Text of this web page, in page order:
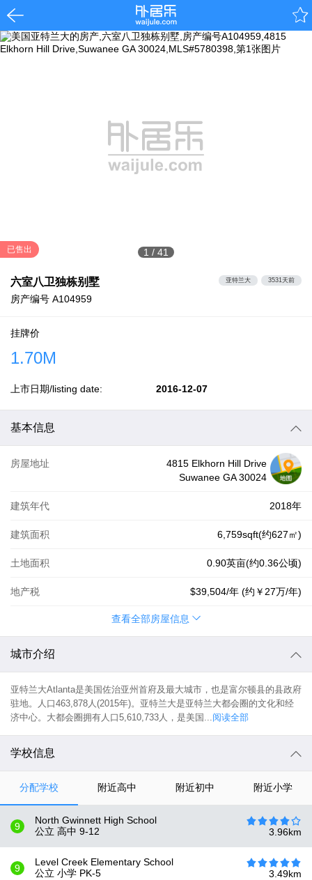
1 / 41
已售出
六室八卫独栋别墅
房产编号 A104959
亚特兰大 3531天前
挂牌价
1.70M
上市日期/listing date: 2016-12-07
基本信息
房屋地址
4815 Elkhorn Hill Drive
Suwanee GA 30024
建筑年代 2018年
建筑面积 6,759sqft(约627㎡)
土地面积 0.90英亩(约0.36公顷)
地产税 $39,504/年 (约 ￥27万/年)
查看全部房屋信息
城市介绍
亚特兰大Atlanta是美国佐治亚州首府及最大城市，也是富尔顿县的县政府
驻地。人口463,878人(2015年)。亚特兰大是亚特兰大都会圈的文化和经
济中心。大都会圈拥有人口5,610,733人，是美国...阅读全部
学校信息
分配学校 附近高中 附近初中 附近小学
9
North Gwinnett High School
公立 高中 9-12 3.96km
9
Level Creek Elementary School
公立 小学 PK-5 3.49km